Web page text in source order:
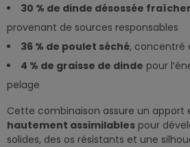
30 % de dinde désossée
provenant de sources responsables
36 % de poulet séché, concentré
4 % de graisse de dinde pour
pelage
Cette combinaison assure un apport
hautement assimilables pour
solides, des os résistants et une